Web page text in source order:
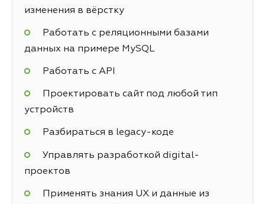
изменения в вёрстку
Работать с реляционными базами
данных на примере MySQL
Работать с API
Проектировать сайт под любой тип
устройств
Разбираться в legacy-коде
Управлять разработкой digital-
проектов
Применять знания UX и данные из